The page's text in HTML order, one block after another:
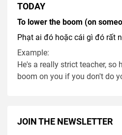
TODAY
To lower the boom (on
Phạt ai đó hoặc cái gì đó rất
Example:
He's a really strict teacher, so
boom on you if you don't do
JOIN THE NEWSLETTER